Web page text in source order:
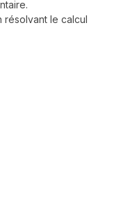
le calcul